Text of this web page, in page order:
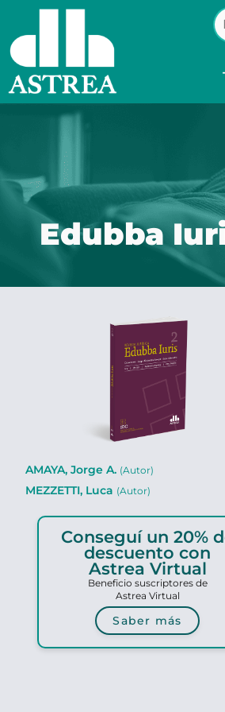
Edubba
AMAYA, Jorge A. (Autor)
MEZZETTI, Luca (Autor)
Conseguí un 20%
descuento con
Astrea Virtual
Beneficio suscriptores de
Astrea Virtual
Saber más